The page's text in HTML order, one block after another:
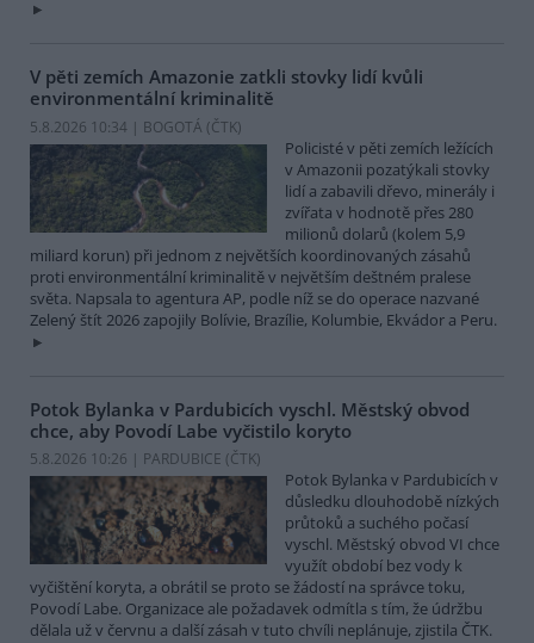
V pěti zemích Amazonie zatkli stovky lidí kvůli
environmentální kriminalitě
5.8.2026 10:34 | BOGOTÁ (ČTK)
Policisté v pěti zemích ležících
v Amazonii pozatýkali stovky
lidí a zabavili dřevo, minerály i
zvířata v hodnotě přes 280
milionů dolarů (kolem 5,9
miliard korun) při jednom z největších koordinovaných zásahů
proti environmentální kriminalitě v největším deštném pralese
světa. Napsala to agentura AP, podle níž se do operace nazvané
Zelený štít 2026 zapojily Bolívie, Brazílie, Kolumbie, Ekvádor a Peru.
Potok Bylanka v Pardubicích vyschl. Městský obvod
chce, aby Povodí Labe vyčistilo koryto
5.8.2026 10:26 | PARDUBICE (ČTK)
Potok Bylanka v Pardubicích v
důsledku dlouhodobě nízkých
průtoků a suchého počasí
vyschl. Městský obvod VI chce
využít období bez vody k
vyčištění koryta, a obrátil se proto se žádostí na správce toku,
Povodí Labe. Organizace ale požadavek odmítla s tím, že údržbu
dělala už v červnu a další zásah v tuto chvíli neplánuje, zjistila ČTK.